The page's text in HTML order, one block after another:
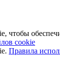
cookie
Правила